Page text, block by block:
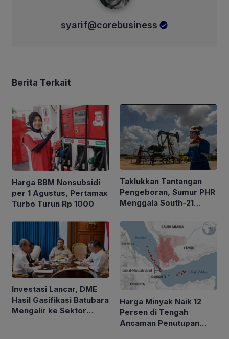
syarif@corebusiness
Berita Terkait
Harga BBM Nonsubsidi
per 1 Agustus, Pertamax
Turbo Turun Rp 1000
Taklukkan Tantangan
Pengeboran, Sumur PHR
Menggala South-21
BOPD
Investasi Lancar, DME
Hasil Gasifikasi Batubara
Mengalir ke Sektor
Harga Minyak Naik 12
Persen di Tengah
Ancaman Penutupan